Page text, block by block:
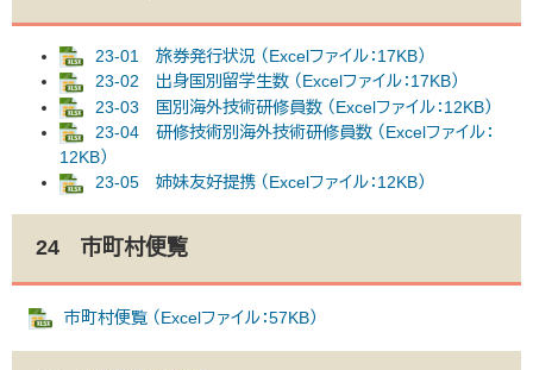
23-01 旅券発行状況 （Excelファイル：17KB）
23-02 出身国別留学生数 （Excelファイル：17KB）
23-03 国別海外技術研修員数 （Excelファイル：12KB）
23-04 研修技術別海外技術研修員数 （Excelファイル：
12KB）
23-05 姉妹友好提携 （Excelファイル：12KB）
24 市町村便覧
市町村便覧 （Excelファイル：57KB）